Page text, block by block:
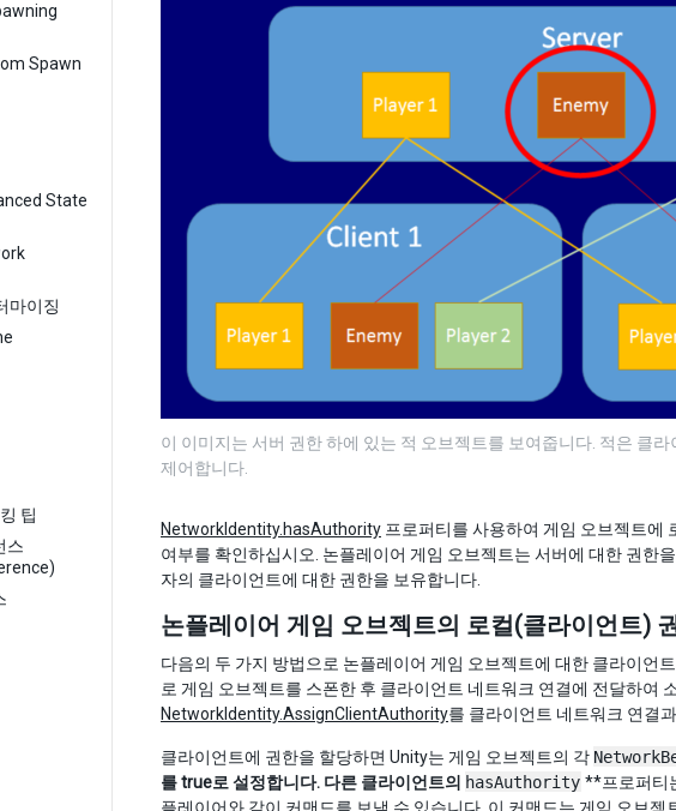
Spawn
State
마이징
팁
스
이 이미지는 서버 권한 하에 있는 적 오브젝트를 보여줍니다. 적은 클
제어합니다.
NetworkIdentity.hasAuthority 프로퍼티를 사용하여 게임 오브젝트에
여부를 확인하십시오. 논플레이어 게임 오브젝트는 서버에 대한 권한
자의 클라이언트에 대한 권한을 보유합니다.
논플레이어 게임 오브젝트의 로컬(클라이언트)
다음의 두 가지 방법으로 논플레이어 게임 오브젝트에 대한 클라이언
로 게임 오브젝트를 스폰한 후 클라이언트 네트워크 연결에 전달하여
NetworkIdentity.AssignClientAuthority를 클라이언트 네트워크 연결
클라이언트에 권한을 할당하면 Unity는 게임 오브젝트의 각
를 true로 설정합니다. 다른 클라이언트의 hasAuthority **프로퍼티